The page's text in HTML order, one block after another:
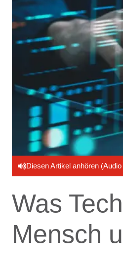
Diesen Artikel anhören
Was
Mensch